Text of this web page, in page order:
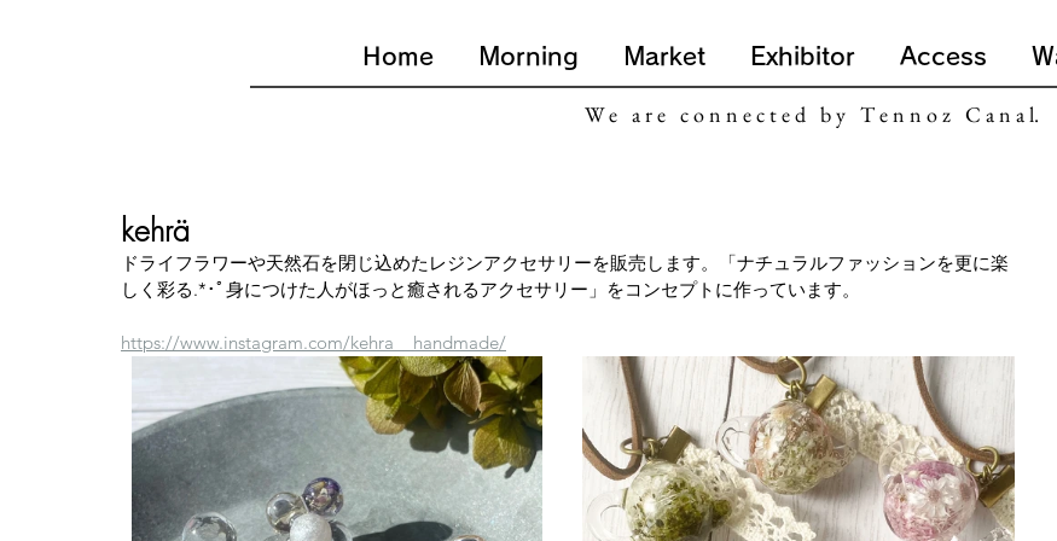
Home Morning Market Exhibitor Access
kehrä
ドライフラワーや天然石を閉じ込めたレジンアクセサリーを販売します。「ナチュラルファッションを更に楽
しく彩る.*･ﾟ身につけた人がほっと癒されるアクセサリー」をコンセプトに作っています。
https://www.instagram.com/kehra__handmade/
W e a r e c o n n e c t e d b y T e n n o z C a n a l.